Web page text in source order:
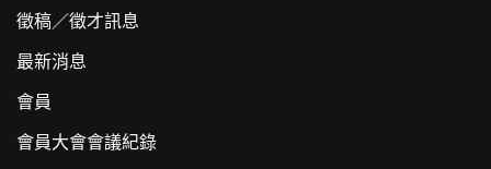
徵稿／徵才訊息
最新消息
會員
會員大會會議紀錄